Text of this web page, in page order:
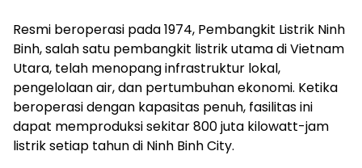
Resmi beroperasi pada 1974, Pembangkit Listrik Ninh
Binh, salah satu pembangkit listrik utama di Vietnam
Utara, telah menopang infrastruktur lokal,
pengelolaan air, dan pertumbuhan ekonomi. Ketika
beroperasi dengan kapasitas penuh, fasilitas ini
dapat memproduksi sekitar 800 juta kilowatt-jam
listrik setiap tahun di Ninh Binh City.